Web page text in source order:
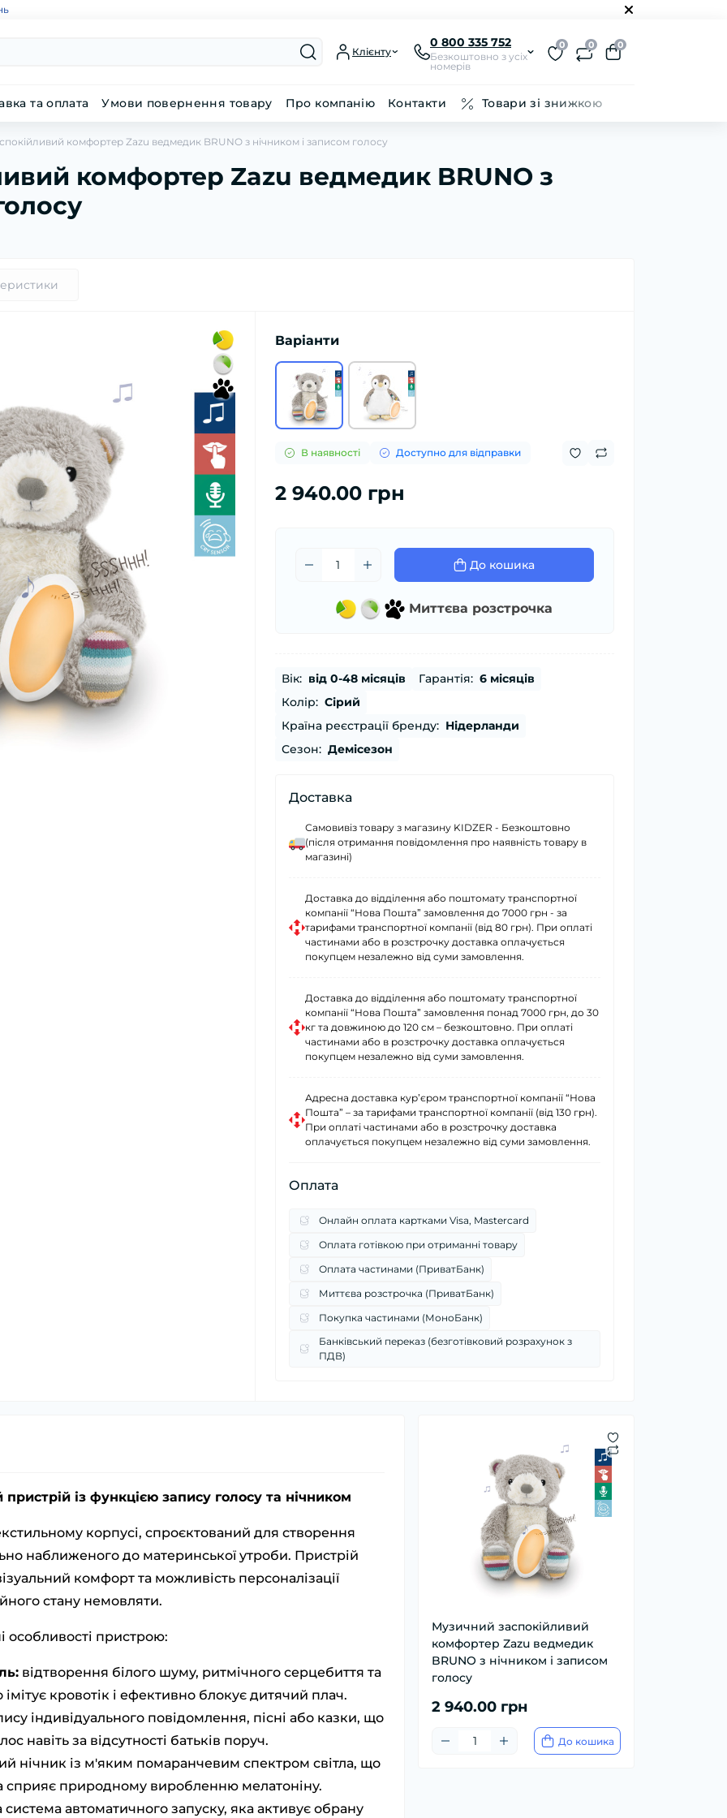
Клієнту
0 800 335 752
Безкоштовно з усіх
номерів
0 0 0
та оплата Умови повернення товару Про компанію Контакти Товари зі знижкою
комфортер Zazu ведмедик BRUNO з нічником і записом голосу
комфортер Zazu ведмедик BRUNO з
Варіанти
В наявності Доступно для відправки
2 940.00 грн
До кошика
Миттєва розстрочка
Вік: від 0-48 місяців Гарантія: 6 місяців
Колір: Сірий
Країна реєстрації бренду: Нідерланди
Сезон: Демісезон
Доставка
Самовивіз товару з магазину KIDZER - Безкоштовно
(після отримання повідомлення про наявність товару в
магазині)
Доставка до відділення або поштомату транспортної
компанії “Нова Пошта” замовлення до 7000 грн - за
тарифами транспортної компанії (від 80 грн). При оплаті
частинами або в розстрочку доставка оплачується
покупцем незалежно від суми замовлення.
Доставка до відділення або поштомату транспортної
компанії “Нова Пошта” замовлення понад 7000 грн, до 30
кг та довжиною до 120 см – безкоштовно. При оплаті
частинами або в розстрочку доставка оплачується
покупцем незалежно від суми замовлення.
Адресна доставка курʼєром транспортної компанії “Нова
Пошта” – за тарифами транспортної компанії (від 130 грн).
При оплаті частинами або в розстрочку доставка
оплачується покупцем незалежно від суми замовлення.
Оплата
Онлайн оплата картками Visa, Mastercard
Оплата готівкою при отриманні товару
Оплата частинами (ПриватБанк)
Миттєва розстрочка (ПриватБанк)
Покупка частинами (МоноБанк)
Банківський переказ (безготівковий розрахунок з
ПДВ)
Музичний заспокійливий
комфортер Zazu ведмедик
BRUNO з нічником і записом
голосу
2 940.00 грн
До кошика
із функцією запису голосу та нічником
корпусі, спроєктований для створення
наближеного до материнської утроби. Пристрій
комфорт та можливість персоналізації
стану немовляти.
особливості пристрою:
відтворення білого шуму, ритмічного серцебиття та
кровотік і ефективно блокує дитячий плач.
індивідуального повідомлення, пісні або казки, що
навіть за відсутності батьків поруч.
нічник із м'яким помаранчевим спектром світла, що
сприяє природному виробленню мелатоніну.
система автоматичного запуску, яка активує обрану